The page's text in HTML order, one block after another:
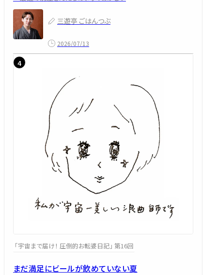
三遊亭 ごはんつぶ
2026/07/13
「宇宙まで届け！ 圧倒的お転婆日記」 第16回
まだ満足にビールが飲めていない夏